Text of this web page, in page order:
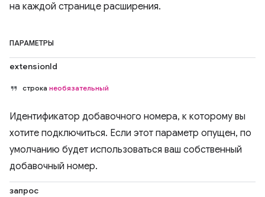
на каждой странице расширения.
ПАРАМЕТРЫ
extensionId
строка необязательный
Идентификатор добавочного номера, к которому вы
хотите подключиться. Если этот параметр опущен, по
умолчанию будет использоваться ваш собственный
добавочный номер.
запрос